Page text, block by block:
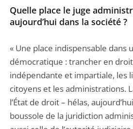
Quelle place le juge
aujourd’hui dans la société ?
« Une place indispensable dans
démocratique : trancher en
indépendante et impartiale, les
citoyens et les administrations.
l’État de droit – hélas,
boussole de la juridiction